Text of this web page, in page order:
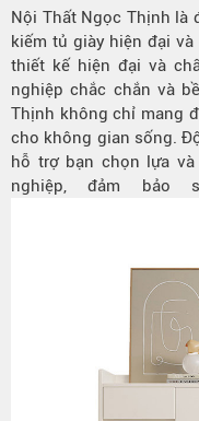
Nội Thất Ngọc Thịnh là
kiếm tủ giày hiện đại
thiết kế hiện đại và
nghiệp chắc chắn và
Thịnh không chỉ mang
cho không gian sống.
hỗ trợ bạn chọn lựa
nghiệp, đảm